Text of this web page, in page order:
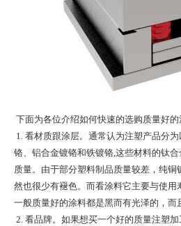
下面为各位介绍如何快速的选购质量好的
1. 看材质跟涂层。通常认为注塑产品分
铬、铝合金镀铬和铁镀铬,这些材料的钛
质量。由于部分塑料制品质量较差，纯铜
然也很少有褪色。而看涂料它主要与使用
一般质量好的涂料都是黑而有光泽的，而
2. 看品牌。如果想买一个好的质量注塑加